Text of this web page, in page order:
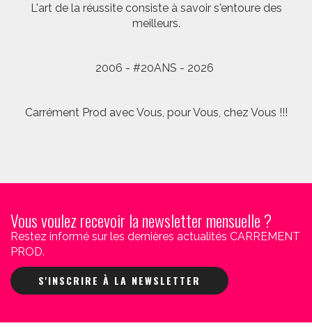
L'art de la réussite consiste à savoir s'entoure des
meilleurs.
2006 - #20ANS - 2026
Carrément Prod avec Vous, pour Vous, chez Vous !!!
Vous voulez recevoir la newsletter mensuelle ?
Restez informé sur les dernières actualités CARREMENT
PROD.
S'INSCRIRE À LA NEWSLETTER